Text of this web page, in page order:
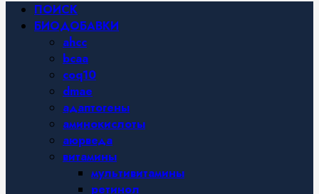
Основное
меню
ПОИСК
БИОДОБАВКИ
ahcc
bcaa
coq10
dmae
адаптогены
аминокислоты
аюрведа
витамины
мультивитамины
ретинол